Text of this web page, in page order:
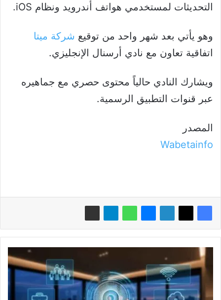
التحديثات لمستخدمي هواتف أندرويد ونظام iOS.
وهو يأتي بعد شهر واحد من توقيع شركة ميتا
اتفاقية تعاون مع نادي أرسنال الإنجليزي.
ويشارك النادي حالياً محتوى حصري مع جماهيره
عبر قنوات التطبيق الرسمية.
المصدر
Wabetainfo
لأول
مرة
إنترنت